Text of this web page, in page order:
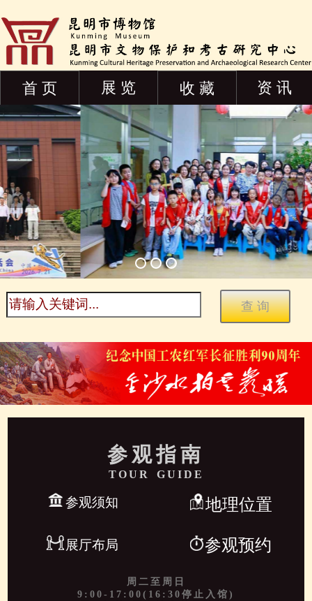
首 页 展 览 收 藏 资 讯
参观指南
TOUR GUIDE
参观须知 地理位置
展厅布局 参观预约
周二至周日
9:00-17:00(16:30停止入馆)